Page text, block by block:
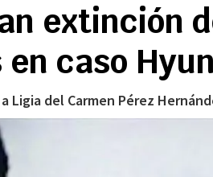
extinción
caso
Ligia del Carmen Pérez